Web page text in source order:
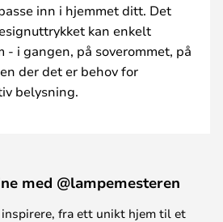
inn i hjemmet ditt. Det
kan enkelt
- i gangen, på soverommet, på
der det er behov for
belysning.
med @lampemesteren
fra ett unikt hjem til et